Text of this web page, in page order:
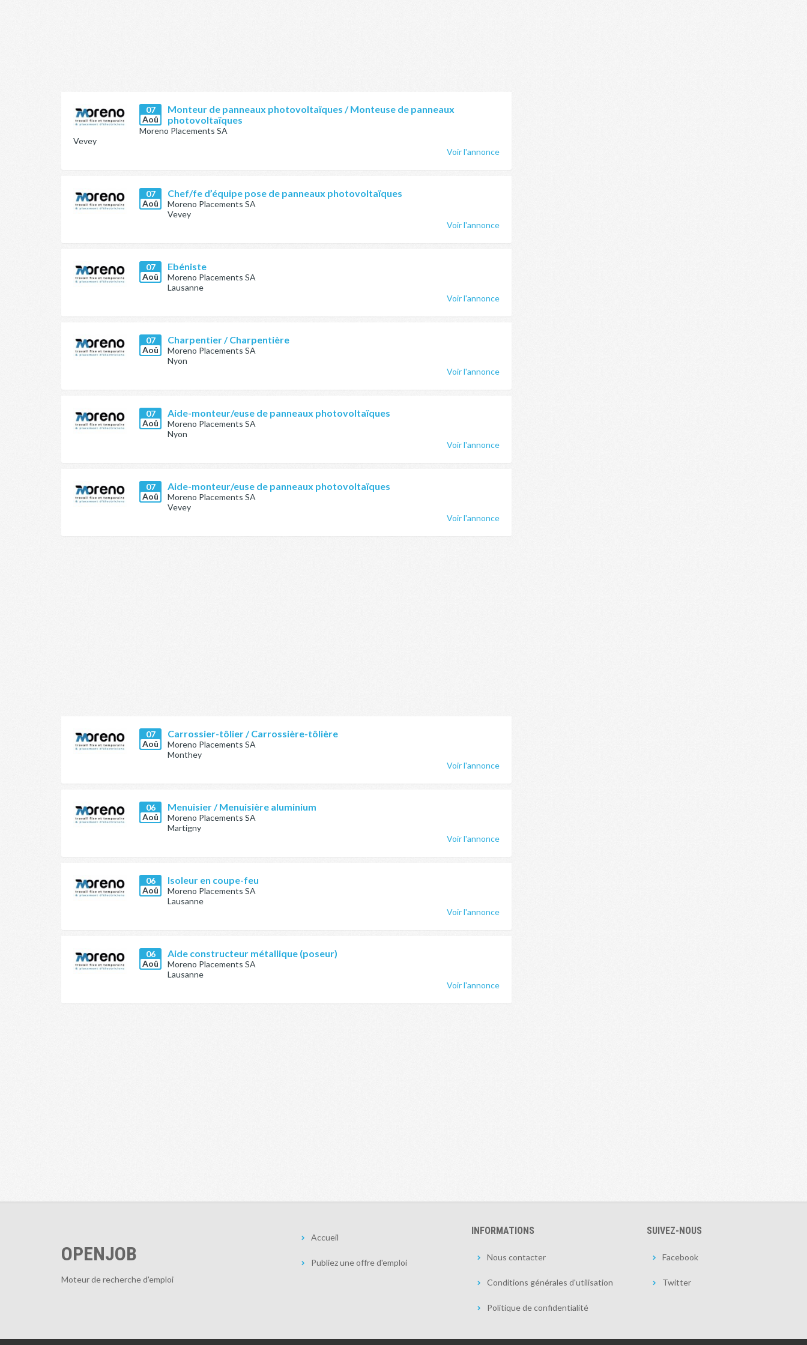
07
Aoû
Monteur de panneaux photovoltaïques / Monteuse de panneaux
photovoltaïques
Moreno Placements SA
Vevey
Voir l'annonce
07
Aoû
Chef/fe d’équipe pose de panneaux photovoltaïques
Moreno Placements SA
Vevey
Voir l'annonce
07
Aoû
Ebéniste
Moreno Placements SA
Lausanne
Voir l'annonce
07
Aoû
Charpentier / Charpentière
Moreno Placements SA
Nyon
Voir l'annonce
07
Aoû
Aide-monteur/euse de panneaux photovoltaïques
Moreno Placements SA
Nyon
Voir l'annonce
07
Aoû
Aide-monteur/euse de panneaux photovoltaïques
Moreno Placements SA
Vevey
Voir l'annonce
07
Aoû
Carrossier-tôlier / Carrossière-tôlière
Moreno Placements SA
Monthey
Voir l'annonce
06
Aoû
Menuisier / Menuisière aluminium
Moreno Placements SA
Martigny
Voir l'annonce
06
Aoû
Isoleur en coupe-feu
Moreno Placements SA
Lausanne
Voir l'annonce
06
Aoû
Aide constructeur métallique (poseur)
Moreno Placements SA
Lausanne
Voir l'annonce
OPENJOB
Moteur de recherche d'emploi
Accueil
Publiez une offre d'emploi
INFORMATIONS
Nous contacter
Conditions générales d'utilisation
Politique de confidentialité
SUIVEZ-NOUS
Facebook
Twitter